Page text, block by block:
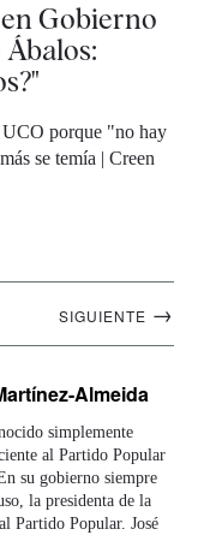
Gobierno
UCO porque "no hay
se temía | Creen
SIGUIENTE →
Almeida
simplemente
al Partido Popular
su gobierno siempre
la presidenta de la
Partido Popular. José